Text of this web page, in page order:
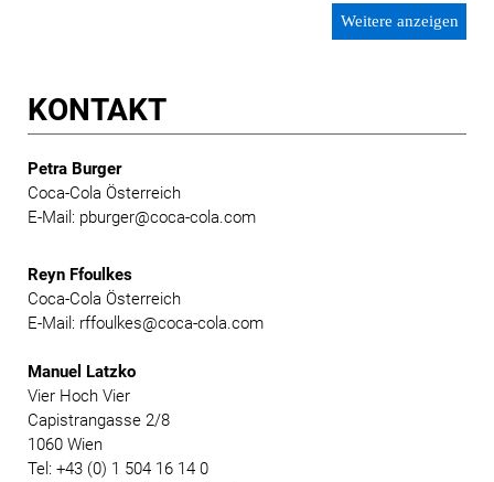
Weitere anzeigen
KONTAKT
Petra Burger
Coca-Cola Österreich
E-Mail: pburger@coca-cola.com
Reyn Ffoulkes
Coca-Cola Österreich
E-Mail: rffoulkes@coca-cola.com
Manuel Latzko
Vier Hoch Vier
Capistrangasse 2/8
1060 Wien
Tel: +43 (0) 1 504 16 14 0